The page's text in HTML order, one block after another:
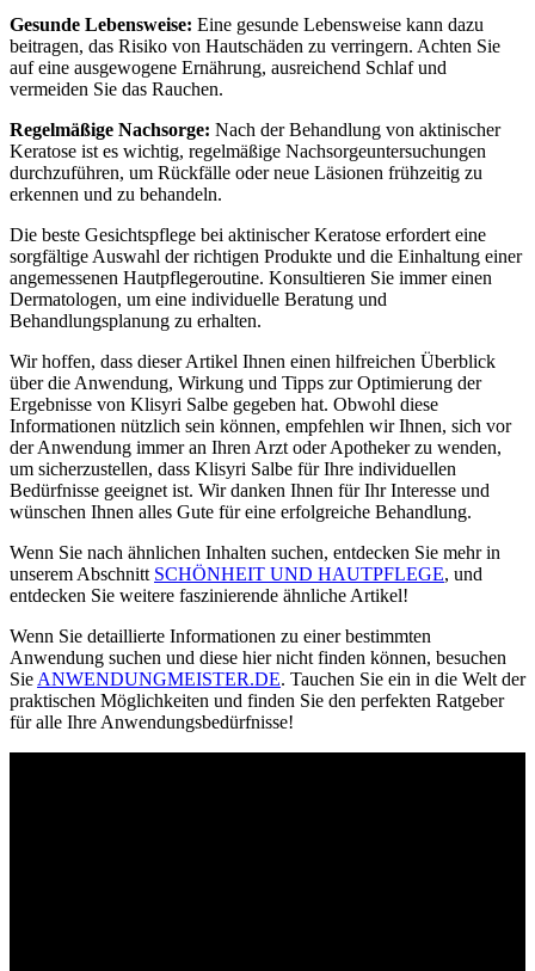
Gesunde Lebensweise: Eine gesunde Lebensweise kann dazu
beitragen, das Risiko von Hautschäden zu verringern. Achten Sie
auf eine ausgewogene Ernährung, ausreichend Schlaf und
vermeiden Sie das Rauchen.
Regelmäßige Nachsorge: Nach der Behandlung von aktinischer
Keratose ist es wichtig, regelmäßige Nachsorgeuntersuchungen
durchzuführen, um Rückfälle oder neue Läsionen frühzeitig zu
erkennen und zu behandeln.
Die beste Gesichtspflege bei aktinischer Keratose erfordert eine
sorgfältige Auswahl der richtigen Produkte und die Einhaltung einer
angemessenen Hautpflegeroutine. Konsultieren Sie immer einen
Dermatologen, um eine individuelle Beratung und
Behandlungsplanung zu erhalten.
Wir hoffen, dass dieser Artikel Ihnen einen hilfreichen Überblick
über die Anwendung, Wirkung und Tipps zur Optimierung der
Ergebnisse von Klisyri Salbe gegeben hat. Obwohl diese
Informationen nützlich sein können, empfehlen wir Ihnen, sich vor
der Anwendung immer an Ihren Arzt oder Apotheker zu wenden,
um sicherzustellen, dass Klisyri Salbe für Ihre individuellen
Bedürfnisse geeignet ist. Wir danken Ihnen für Ihr Interesse und
wünschen Ihnen alles Gute für eine erfolgreiche Behandlung.
Wenn Sie nach ähnlichen Inhalten suchen, entdecken Sie mehr in
unserem Abschnitt SCHÖNHEIT UND HAUTPFLEGE, und
entdecken Sie weitere faszinierende ähnliche Artikel!
Wenn Sie detaillierte Informationen zu einer bestimmten
Anwendung suchen und diese hier nicht finden können, besuchen
Sie ANWENDUNGMEISTER.DE. Tauchen Sie ein in die Welt der
praktischen Möglichkeiten und finden Sie den perfekten Ratgeber
für alle Ihre Anwendungsbedürfnisse!